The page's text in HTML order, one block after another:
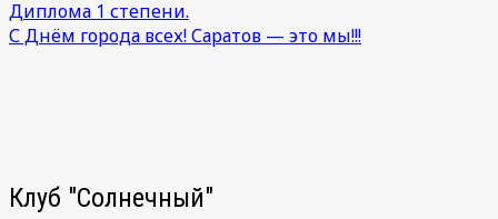
Диплома 1 степени.
С Днём города всех! Саратов — это мы!!!
Клуб "Солнечный"